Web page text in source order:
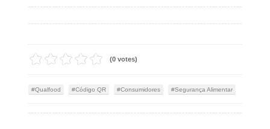
(0 votes)
Qualfood Código QR Consumidores Segurança Alimentar